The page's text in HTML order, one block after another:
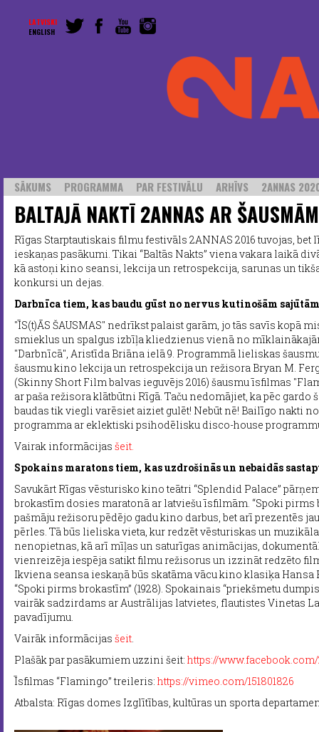
LATVISKI
ENGLISH
SĀKUMS PROGRAMMA PAR FESTIVĀLU ARHĪVS 2ANNAS
BALTAJĀ NAKTĪ 2ANNAS AR
Rīgas Starptautiskais filmu festivāls 2ANNAS 2016 tuvojas,
ieskaņas pasākumi. Tikai “Baltās Nakts” viena vakara laikā
kā astoņi kino seansi, lekcija un retrospekcija, sarunas un
konkursi un dejas.
Darbnīca tiem, kas baudu gūst no nervus kutinošām
"ĪS(t)ĀS ŠAUSMAS" nedrīkst palaist garām, jo tās savīs kopā
smieklus un spalgus izbīļa kliedzienus vienā no
"Darbnīcā", Aristīda Briāna ielā 9. Programmā lieliskas
šausmu kino lekcija un retrospekcija un režisora Bryan M.
(Skinny Short Film balvas ieguvējs 2016) šausmu īsfilmas
ar paša režisora klātbūtni Rīgā. Taču nedomājiet, ka pēc
baudas tik viegli varēsiet aiziet gulēt! Nebūt nē! Bailīgo nakti
programma ar eklektiski psihodēlisku disco-house
Vairak informācijas šeit.
Spokains maratons tiem, kas uzdrošinās un nebaidās
Savukārt Rīgas vēsturisko kino teātri “Splendid Palace”
brokastīm dosies maratonā ar latviešu īsfilmām. “Spoki pirms
pašmāju režisoru pēdējo gadu kino darbus, bet arī prezentēs
pērles. Tā būs lieliska vieta, kur redzēt vēsturiskas un
nenopietnas, kā arī mīļas un saturīgas animācijas,
vienreizēja iespēja satikt filmu režisorus un izzināt redzēto
Ikviena seansa ieskaņā būs skatāma vācu kino klasiķa
“Spoki pirms brokastīm” (1928). Spokainais “priekšmetu
vairāk sadzirdams ar Austrālijas latvietes, flautistes Vinetas
pavadījumu.
Vairāk informācijas šeit.
Plašāk par pasākumiem uzzini šeit: https://
Īsfilmas “Flamingo” treileris: https://vimeo.com/151801826
Atbalsta: Rīgas domes Izglītības, kultūras un sporta